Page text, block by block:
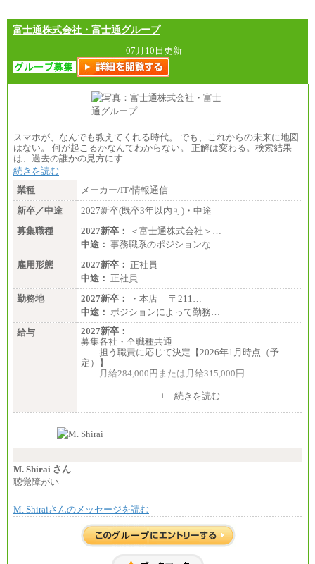
富士通株式会社・富士通グループ
07月10日更新
スマホが、なんでも教えてくれる時代。 でも、これからの未来に地図
はない。 何が起こるかなんてわからない。 正解は変わる。検索結果
は、過去の誰かの見方にす…
続きを読む
業種
メーカー/IT/情報通信
新卒／中途
2027新卒(既卒3年以内可)・中途
募集職種
2027新卒：
＜富士通株式会社＞…
中途： 事務職系のポジションな…
雇用形態
2027新卒： 正社員
中途： 正社員
勤務地
2027新卒：
・本店 〒211…
中途： ポジションによって勤務…
給与
2027新卒：
募集各社・全職種共通
担う職責に応じて決定【2026年1月時点（予
定）】
月給284,000円または月給315,000円
※入社後早期から、自律的な業務遂行が求めら
す。
い職責を担う方については、さらに高い金額を個別
※上記に加え、所定労働時間外に勤務をした場
※試用期間中も給与に変更はございません。
+ 続きを読む
M. Shirai さん
聴覚障がい
M. Shiraiさんのメッセージを読む